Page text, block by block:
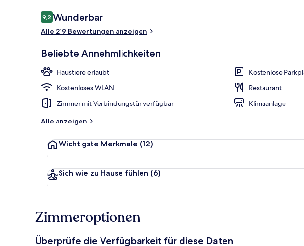
Bewertungen
9,29,2 von 10.
Wunderbar
Alle 219 Bewertungen anzeigen
Beliebte Annehmlichkeiten
Haustiere erlaubt
Kostenlose
Kostenloses WLAN
Restaurant
Zimmer mit Verbindungstür verfügbar
Klimaanlage
Alle anzeigen
Wichtigste Merkmale (12)
Sich wie zu Hause fühlen (6)
Zimmeroptionen
Überprüfe die Verfügbarkeit für diese Daten